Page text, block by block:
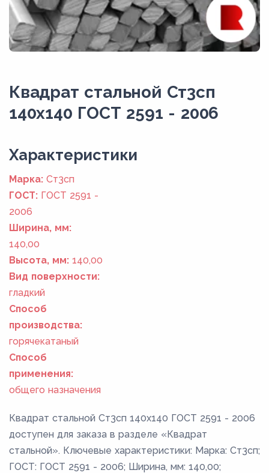
Квадрат стальной Ст3сп
140x140 ГОСТ 2591 - 2006
Xарактеристики
Марка: Ст3сп
ГОСТ: ГОСТ 2591 -
2006
Ширина, мм:
140,00
Высота, мм: 140,00
Вид поверхности:
гладкий
Способ
производства:
горячекатаный
Способ
применения:
общего назначения
Квадрат стальной Ст3сп 140x140 ГОСТ 2591 - 2006
доступен для заказа в разделе «Квадрат
стальной». Ключевые характеристики: Марка: Ст3сп;
ГОСТ: ГОСТ 2591 - 2006; Ширина, мм: 140,00;